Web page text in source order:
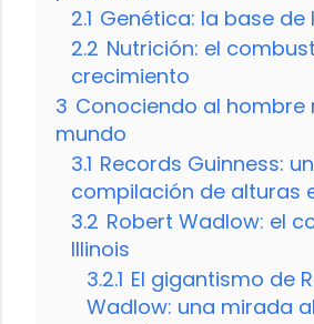
2.1 Genética: la base
2.2 Nutrición: el
crecimiento
3 Conociendo al hombre
mundo
3.1 Records Guinness:
compilación de alturas
3.2 Robert Wadlow: el
Illinois
3.2.1 El gigantismo de
Wadlow: una mirada